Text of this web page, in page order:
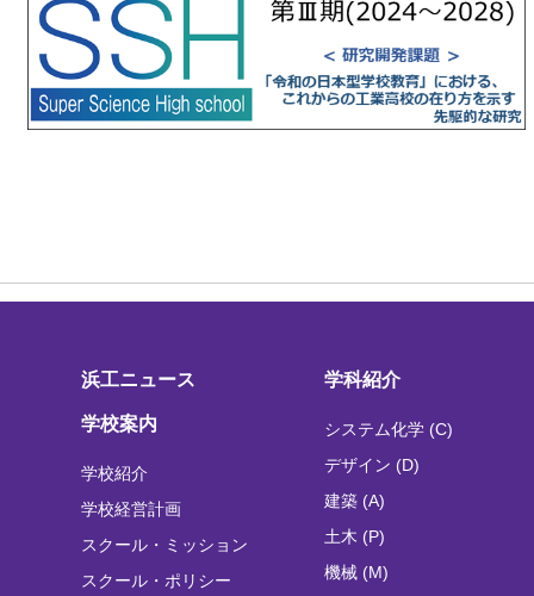
浜工ニュース
学校案内
学校紹介
学校経営計画
スクール・ミッション
スクール・ポリシー
学科紹介
システム化学 (C)
デザイン (D)
建築 (A)
土木 (P)
機械 (M)